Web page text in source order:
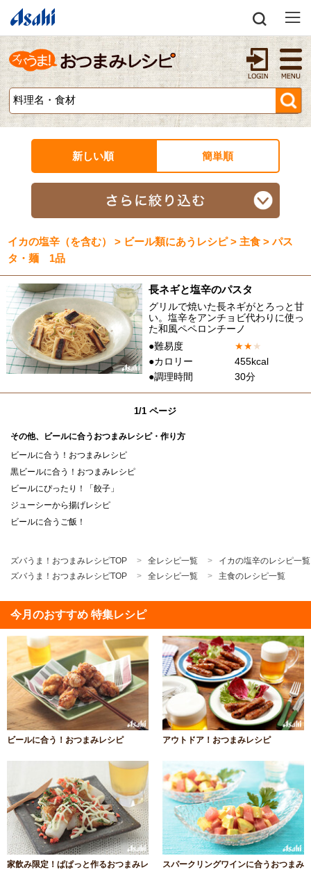
新しい順 簡単順
イカの塩辛（を含む） > ビール類にあうレシピ > 主食 > パス
タ・麺 1品
長ネギと塩辛のパスタ
グリルで焼いた長ネギがとろっと甘
い。塩辛をアンチョビ代わりに使っ
た和風ペペロンチーノ
●難易度
★★★
●カロリー
455kcal
●調理時間
30分
1/1 ページ
その他、ビールに合うおつまみレシピ・作り方
ビールに合う！おつまみレシピ
黒ビールに合う！おつまみレシピ
ビールにぴったり！「餃子」
ジューシーから揚げレシピ
ビールに合うご飯！
ズバうま！おつまみレシピTOP 全レシピ一覧
イカの塩辛のレシピ一覧
ズバうま！おつまみレシピTOP
全レシピ一覧 主食のレシピ一覧
今月のおすすめ 特集レシピ
ビールに合う！おつまみレシピ アウトドア！おつまみレシピ
家飲み限定！ぱぱっと作るおつまみレ
スパークリングワインに合うおつまみ